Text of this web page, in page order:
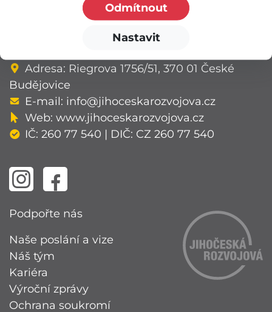
Odmítnout
Nastavit
Zapsaná v rejstříku o.p.s. vedeném Krajským
v Českých Budějovicích, oddíl O, vložka 94.
Adresa: Riegrova 1756/51, 370 01 České
Budějovice
E-mail: info@jihoceskarozvojova.cz
Web: www.jihoceskarozvojova.cz
IČ: 260 77 540 | DIČ: CZ 260 77 540
Podpořte nás
Naše poslání a vize
Náš tým
Kariéra
Výroční zprávy
Ochrana soukromí